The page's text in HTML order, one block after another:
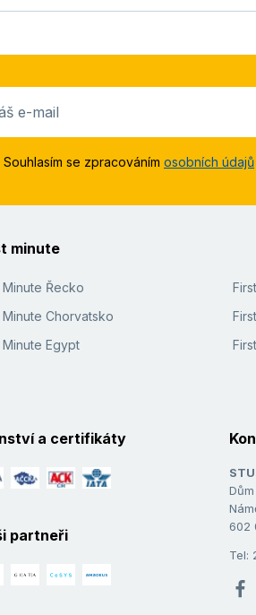
e-mail
Souhlasím se zpracováním osobních údajů
minute
Minute Řecko
Minute Chorvatsko
Minute Egypt
a certifikáty
partneři
602
Tel: